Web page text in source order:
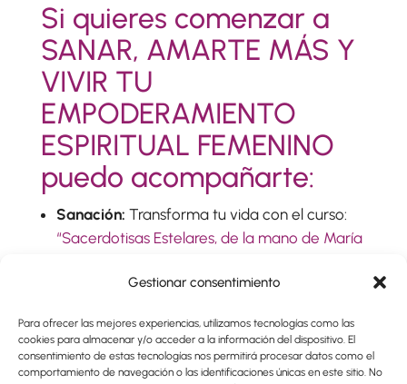
Gestionar consentimiento
Para ofrecer las mejores experiencias, utilizamos tecnologías como las
cookies para almacenar y/o acceder a la información del dispositivo. El
consentimiento de estas tecnologías nos permitirá procesar datos como el
comportamiento de navegación o las identificaciones únicas en este sitio. No
Si quieres comenzar a
SANAR, AMARTE MÁS Y
VIVIR TU
EMPODERAMIENTO
ESPIRITUAL FEMENINO
puedo acompañarte:
Sanación: Transforma tu vida con el curso:
“Sacerdotisas Estelares, de la mano de María
Amor a ti misma y nutrición espiritual:
comienza a amarte más y mejor”
Poder personal:Con la formación online que
he preparado para ti:“Matriz Divina.